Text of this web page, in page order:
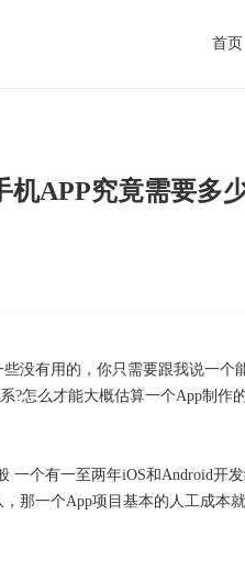
首页
APP究竟需要多
没有用的，你只需要跟我说一个
?怎么才能大概估算一个App制作
一个有一至两年iOS和Android开
那一个App项目基本的人工成本